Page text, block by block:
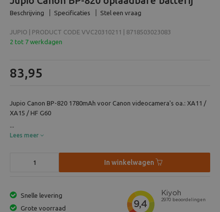
Analoog
Huren
Beschrijving Specificaties Stel een vraag
JUPIO | PRODUCT CODE VVC20310211 | 8718503023083
2 tot 7 werkdagen
83,95
Jupio Canon BP-820 1780mAh voor Canon videocamera's oa.: XA11 /
XA15 / HF G60
...
Lees meer
In winkelwagen
Snelle levering
Grote voorraad